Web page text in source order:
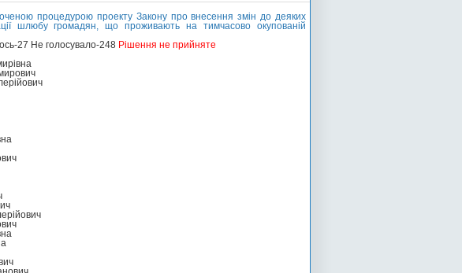
процедурою проекту Закону про внесення змін до деяких
шлюбу громадян, що проживають на тимчасово окупованій
27 Не голосувало-248 Рішення не прийняте